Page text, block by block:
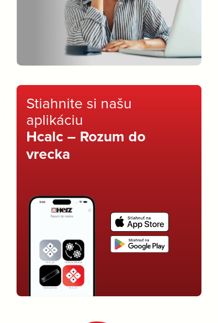
Stiahnite si našu
aplikáciu
Hcalc – Rozum do
vrecka